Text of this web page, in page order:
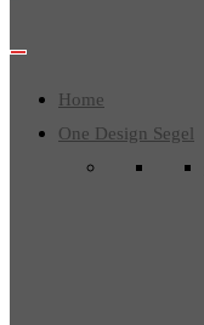
Home
One Design Segel